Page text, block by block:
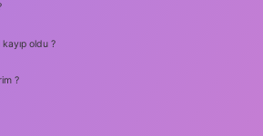
oldu ?
?